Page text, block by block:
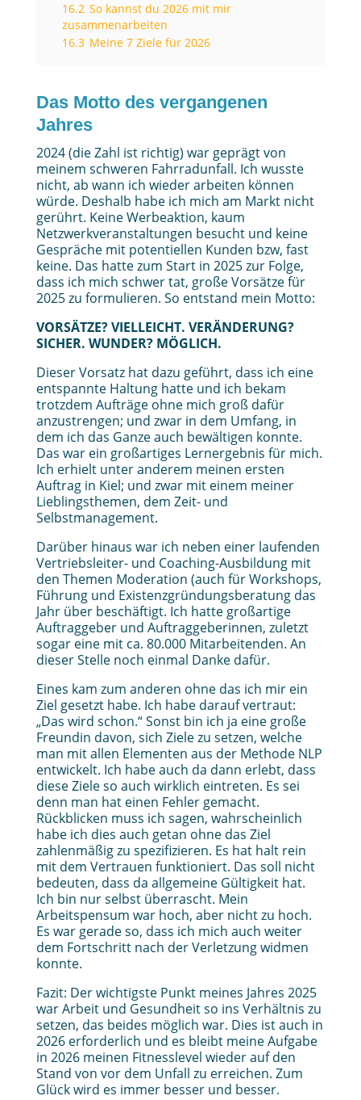
16.2 So kannst du 2026 mit mir
zusammenarbeiten
16.3 Meine 7 Ziele für 2026
Das Motto des vergangenen
Jahres
2024 (die Zahl ist richtig) war geprägt von
meinem schweren Fahrradunfall. Ich wusste
nicht, ab wann ich wieder arbeiten können
würde. Deshalb habe ich mich am Markt nicht
gerührt. Keine Werbeaktion, kaum
Netzwerkveranstaltungen besucht und keine
Gespräche mit potentiellen Kunden bzw, fast
keine. Das hatte zum Start in 2025 zur Folge,
dass ich mich schwer tat, große Vorsätze für
2025 zu formulieren. So entstand mein Motto:
VORSÄTZE? VIELLEICHT. VERÄNDERUNG?
SICHER. WUNDER? MÖGLICH.
Dieser Vorsatz hat dazu geführt, dass ich eine
entspannte Haltung hatte und ich bekam
trotzdem Aufträge ohne mich groß dafür
anzustrengen; und zwar in dem Umfang, in
dem ich das Ganze auch bewältigen konnte.
Das war ein großartiges Lernergebnis für mich.
Ich erhielt unter anderem meinen ersten
Auftrag in Kiel; und zwar mit einem meiner
Lieblingsthemen, dem Zeit- und
Selbstmanagement.
Darüber hinaus war ich neben einer laufenden
Vertriebsleiter- und Coaching-Ausbildung mit
den Themen Moderation (auch für Workshops,
Führung und Existenzgründungsberatung das
Jahr über beschäftigt. Ich hatte großartige
Auftraggeber und Auftraggeberinnen, zuletzt
sogar eine mit ca. 80.000 Mitarbeitenden. An
dieser Stelle noch einmal Danke dafür.
Eines kam zum anderen ohne das ich mir ein
Ziel gesetzt habe. Ich habe darauf vertraut:
„Das wird schon.“ Sonst bin ich ja eine große
Freundin davon, sich Ziele zu setzen, welche
man mit allen Elementen aus der Methode NLP
entwickelt. Ich habe auch da dann erlebt, dass
diese Ziele so auch wirklich eintreten. Es sei
denn man hat einen Fehler gemacht.
Rückblicken muss ich sagen, wahrscheinlich
habe ich dies auch getan ohne das Ziel
zahlenmäßig zu spezifizieren. Es hat halt rein
mit dem Vertrauen funktioniert. Das soll nicht
bedeuten, dass da allgemeine Gültigkeit hat.
Ich bin nur selbst überrascht. Mein
Arbeitspensum war hoch, aber nicht zu hoch.
Es war gerade so, dass ich mich auch weiter
dem Fortschritt nach der Verletzung widmen
konnte.
Fazit: Der wichtigste Punkt meines Jahres 2025
war Arbeit und Gesundheit so ins Verhältnis zu
setzen, das beides möglich war. Dies ist auch in
2026 erforderlich und es bleibt meine Aufgabe
in 2026 meinen Fitnesslevel wieder auf den
Stand von vor dem Unfall zu erreichen. Zum
Glück wird es immer besser und besser.